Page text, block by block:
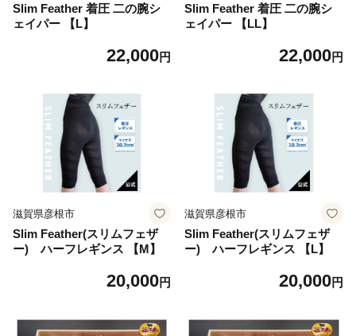
Slim Feather 着圧 二の腕シ
ェイパー 【L】
22,000円
Slim Feather 着圧 二の腕シ
ェイパー 【LL】
22,000円
滋賀県彦根市
Slim Feather(スリムフェザ
ー) ハーフレギンス 【M】
20,000円
滋賀県彦根市
Slim Feather(スリムフェザ
ー) ハーフレギンス 【L】
20,000円